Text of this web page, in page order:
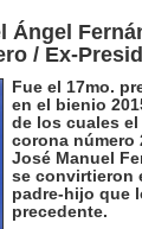
Ángel
/ Ex-
Fue el 17mo.
en el bienio
de los cuales
corona número
José Manuel
se convirtieron
padre-hijo que
precedente.